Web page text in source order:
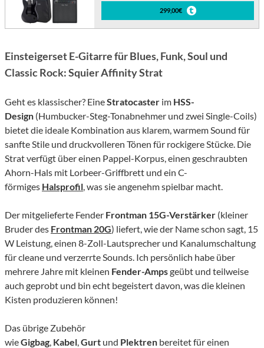
299,00€
Einsteigerset E-Gitarre für Blues, Funk, Soul und
Classic Rock: Squier Affinity Strat
Geht es klassischer? EineStratocaster im HSS-
Design (Humbucker-Steg-Tonabnehmer und zwei Single-Coils)
bietet die ideale Kombination aus klarem, warmem Sound für
sanfte Stile und druckvolleren Tönen für rockigere Stücke. Die
Strat verfügt über einen Pappel-Korpus, einen geschraubten
Ahorn-Hals mit Lorbeer-Griffbrett und ein C-
förmiges Halsprofil , was sie angenehm spielbar macht.
Der mitgelieferte Fender Frontman 15G-Verstärker (kleiner
Bruder des Frontman 20G) liefert, wie der Name schon sagt, 15
W Leistung, einen 8-Zoll-Lautsprecher und Kanalumschaltung
für cleane und verzerrte Sounds. Ich persönlich habe über
mehrere Jahre mit kleinen Fender-Ampsgeübt und teilweise
auch geprobt und bin echt begeistert davon, was die kleinen
Kisten produzieren können!
Das übrige Zubehör
wieGigbag Kabel Gurt und Plektren bereitet für einen